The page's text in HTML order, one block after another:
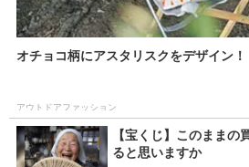
オチョコ柄にアスタリスクをデザイン
アウトドアファッション
【宝くじ】このままの
ると思いますか